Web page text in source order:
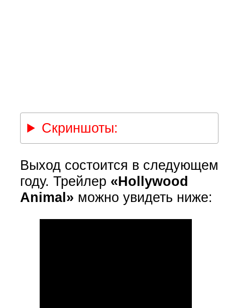
Скриншоты:
Выход состоится в следующем
году. Трейлер «Hollywood
Animal» можно увидеть ниже: